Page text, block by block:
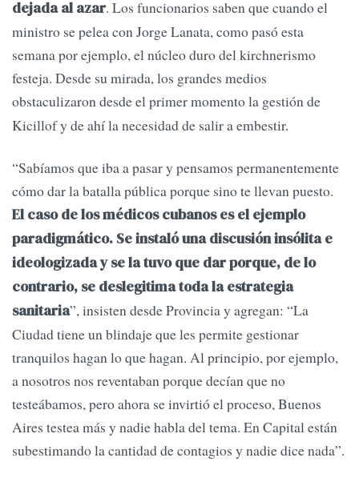
dejada al azar. Los funcionarios saben que cuando el
ministro se pelea con Jorge Lanata, como pasó esta
semana por ejemplo, el núcleo duro del kirchnerismo
festeja. Desde su mirada, los grandes medios
obstaculizaron desde el primer momento la gestión de
Kicillof y de ahí la necesidad de salir a embestir.
“Sabíamos que iba a pasar y pensamos permanentemente
cómo dar la batalla pública porque sino te llevan puesto.
El caso de los médicos cubanos es el ejemplo
paradigmático. Se instaló una discusión insólita e
ideologizada y se la tuvo que dar porque, de lo
contrario, se deslegitima toda la estrategia
sanitaria”, insisten desde Provincia y agregan: “La
Ciudad tiene un blindaje que les permite gestionar
tranquilos hagan lo que hagan. Al principio, por ejemplo,
a nosotros nos reventaban porque decían que no
testeábamos, pero ahora se invirtió el proceso, Buenos
Aires testea más y nadie habla del tema. En Capital están
subestimando la cantidad de contagios y nadie dice nada”.